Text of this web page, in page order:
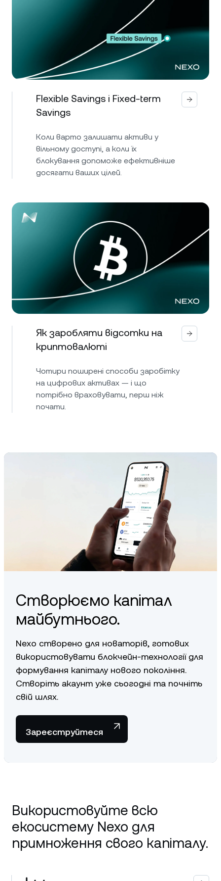
Flexible Savings і Fixed-term
Savings
Коли варто залишати активи у
вільному доступі, а коли їх
блокування допоможе ефективніше
досягати ваших цілей.
Як заробляти відсотки на
криптовалюті
Чотири поширені способи заробітку
на цифрових активах — і що
потрібно враховувати, перш ніж
почати.
Створюємо капітал
майбутнього.
Nexo створено для новаторів, готових
використовувати блокчейн-технології для
формування капіталу нового покоління.
Створіть акаунт уже сьогодні та почніть
свій шлях.
Зареєструйтеся
Використовуйте всю
екосистему Nexo для
примноження свого капіталу.